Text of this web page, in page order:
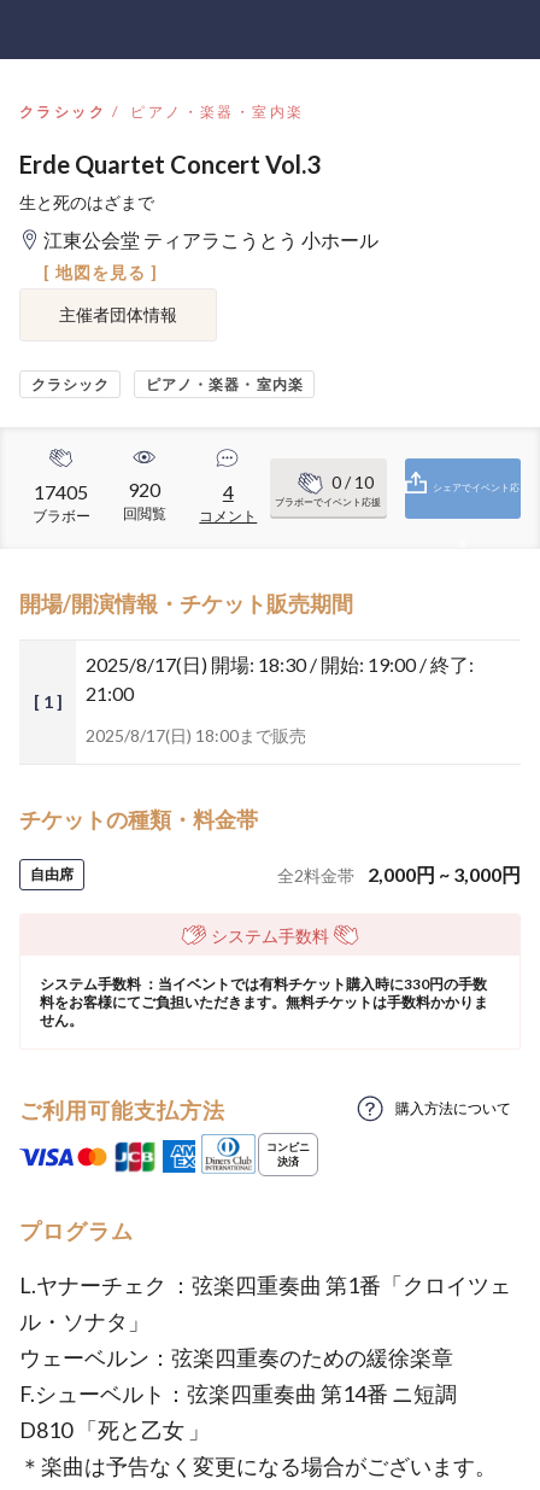
クラシック ピアノ・楽器・室内楽
Erde Quartet Concert Vol.3
生と死のはざまで
江東公会堂 ティアラこうとう 小ホール
[ 地図を見る ]
主催者団体情報
クラシック ピアノ・楽器・室内楽
17405
ブラボー
920
回閲覧
4
コメント
0/ 10
ブラボーでイベント応援
シェアでイベント応
開場/開演情報・チケット販売期間
[ 1 ]
2025/8/17(日) 開場: 18:30 / 開始: 19:00 / 終了:
21:00
2025/8/17(日) 18:00まで販売
チケットの種類・料金帯
自由席 全2料金帯 2,000円 ~ 3,000円
システム手数料
システム手数料 ：当イベントでは有料チケット購入時に330円の手数
料をお客様にてご負担いただきます。無料チケットは手数料かかりま
せん。
ご利用可能支払方法 購入方法について
プログラム
L.ヤナーチェク ：弦楽四重奏曲 第1番「クロイツェ
ル・ソナタ」
ウェーベルン：弦楽四重奏のための緩徐楽章
F.シューベルト：弦楽四重奏曲 第14番 ニ短調
D810 「死と乙女 」
＊楽曲は予告なく変更になる場合がございます。